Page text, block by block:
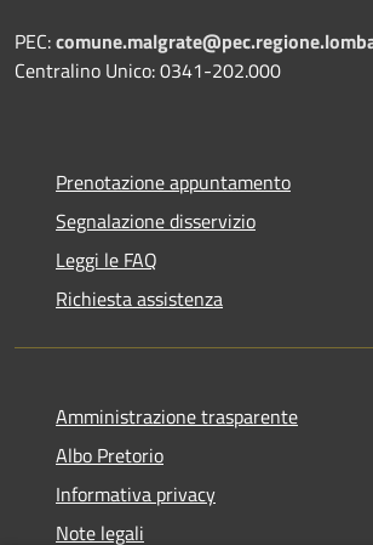
PEC:
Centralino Unico: 0341-202.000
Prenotazione appuntamento
Segnalazione disservizio
Leggi le FAQ
Richiesta assistenza
Amministrazione trasparente
Albo Pretorio
Informativa privacy
Note legali